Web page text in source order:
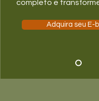
completo e
Adquira seu E-